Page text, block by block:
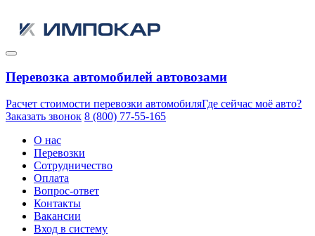
Перевозка автомобилей автовозами
Расчет стоимости перевозки автомобиляГде сейчас моё авто?
Заказать звонок 8 (800) 77-55-165
О нас
Перевозки
Сотрудничество
Оплата
Вопрос-ответ
Контакты
Вакансии
Вход в систему